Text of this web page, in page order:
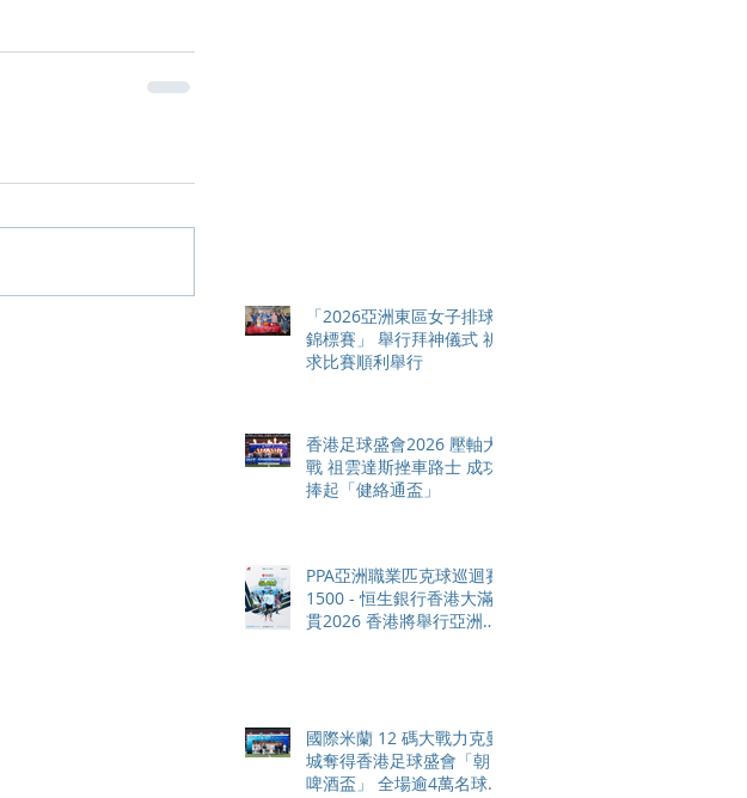
「2026亞洲東區女子排球
錦標賽」 舉行拜神儀式 祈
求比賽順利舉行
香港足球盛會2026 壓軸大
戰 祖雲達斯挫車路士 成功
捧起「健絡通盃」
PPA亞洲職業匹克球巡迴賽
1500 - 恒生銀行香港大滿
貫2026 香港將舉行亞洲首
國際米蘭 12 碼大戰力克曼
城奪得香港足球盛會「朝日
啤酒盃」 全場逾4萬名球迷